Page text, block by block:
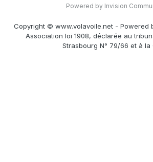
Powered by Invision
Copyright © www.volavoile.net - Powered
Association loi 1908, déclarée au
Strasbourg N° 79/66 et à la